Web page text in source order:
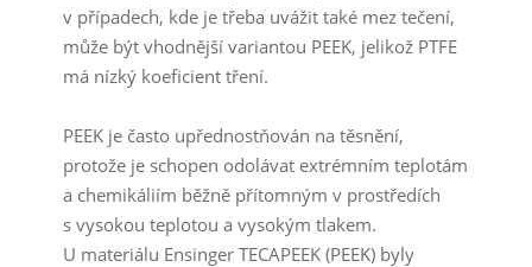
v případech, kde je třeba uvážit také mez tečení,
může být vhodnější variantou PEEK, jelikož PTFE
má nízký koeficient tření.
PEEK je často upřednostňován na těsnění,
protože je schopen odolávat extrémním teplotám
a chemikáliím běžně přítomným v prostředích
s vysokou teplotou a vysokým tlakem.
U materiálu Ensinger TECAPEEK (PEEK) byly